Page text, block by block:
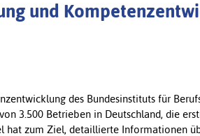
und
des Bundesinstituts für
3.500 Betrieben in Deutschland, die
hat zum Ziel, detaillierte Informationen